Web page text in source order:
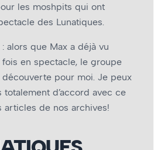
les moshpits qui ont
des Lunatiques.
alors que Max a déjà vu
en spectacle, le groupe
pour moi. Je peux
d’accord avec ce
articles de nos archives!